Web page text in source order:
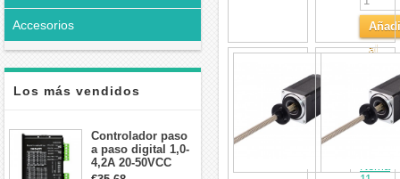
Accesorios
Los más vendidos
Controlador paso
a paso digital 1,0-
4,2A 20-50VCC
para motor paso a
al
motor
paso
a
paso
Nema